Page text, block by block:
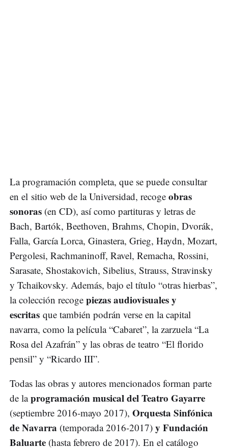
La programación completa, que se puede consultar
en el sitio web de la Universidad, recoge obras
sonoras (en CD), así como partituras y letras de
Bach, Bartók, Beethoven, Brahms, Chopin, Dvorák,
Falla, García Lorca, Ginastera, Grieg, Haydn, Mozart,
Pergolesi, Rachmaninoff, Ravel, Remacha, Rossini,
Sarasate, Shostakovich, Sibelius, Strauss, Stravinsky
y Tchaikovsky. Además, bajo el título “otras hierbas”,
la colección recoge piezas audiovisuales y
escritas que también podrán verse en la capital
navarra, como la película “Cabaret”, la zarzuela “La
Rosa del Azafrán” y las obras de teatro “El florido
pensil” y “Ricardo III”.
Todas las obras y autores mencionados forman parte
de laprogramación musical del Teatro Gayarre
(septiembre 2016-mayo 2017), Orquesta Sinfónica
de Navarra (temporada 2016-2017) y Fundación
Baluarte (hasta febrero de 2017). En el catálogo